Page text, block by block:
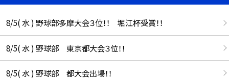
8/5( 水 ) 野球部多摩大会３位！！ 堀江杯受賞！！
8/5( 水 ) 野球部 東京都大会３位！！
8/5( 水 ) 野球部 都大会出場！！